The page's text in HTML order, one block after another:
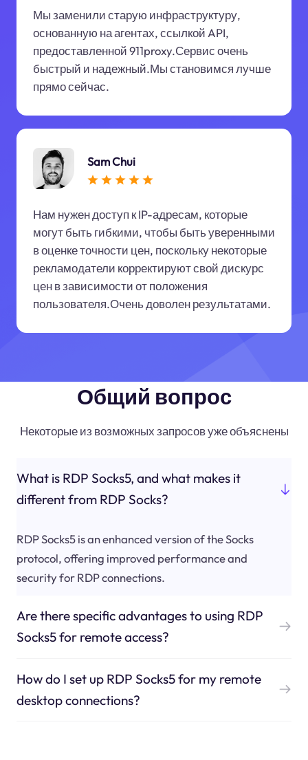
Мы заменили старую инфраструктуру,
основанную на агентах, ссылкой API,
предоставленной 911proxy.Сервис очень
быстрый и надежный.Мы становимся лучше
прямо сейчас.
Sam Chui
Нам нужен доступ к IP-адресам, которые
могут быть гибкими, чтобы быть уверенными
в оценке точности цен, поскольку некоторые
рекламодатели корректируют свой дискурс
цен в зависимости от положения
пользователя.Очень доволен результатами.
Общий вопрос
Некоторые из возможных запросов уже объяснены
What is RDP Socks5, and what makes it
different from RDP Socks?
RDP Socks5 is an enhanced version of the Socks
protocol, offering improved performance and
security for RDP connections.
Are there specific advantages to using RDP
Socks5 for remote access?
How do I set up RDP Socks5 for my remote
desktop connections?